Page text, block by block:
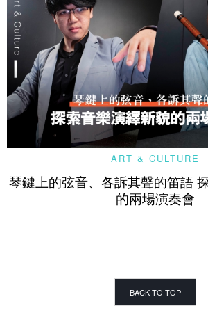
ART & CULTURE
琴鍵上的弦音、各訴其聲的笛語
的兩場演奏會
BACK TO TOP